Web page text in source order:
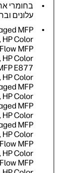
בחומרי
עלונים
MFP
Color
MFP
Color
E877
Color
MFP
Color
MFP
Color
MFP
Color
MFP
Color
MFP